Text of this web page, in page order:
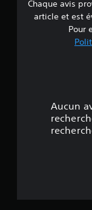
Chaque avis
article et est
Pour
Aucun